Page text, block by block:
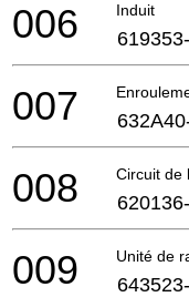
Induit
006
007
Circuit de
008
Unité de
009